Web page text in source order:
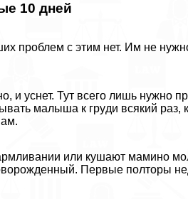
10 дней
проблем с этим нет. Им не
и уснет. Тут всего лишь нужно
малыша к гpyди всякий раз,
или кушают мамино
Первые полторы